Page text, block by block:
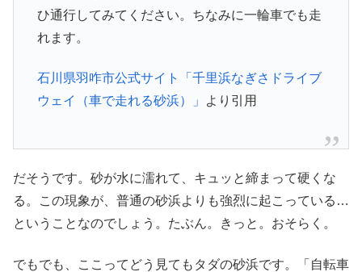
ひ通行してみてください。ちなみに一輪車でも走
れます。
石川県羽咋市公式サイト「千里浜なぎさドライブ
ウェイ（車で走れる砂浜）」
より引用
だそうです。砂が水に濡れて、キュッと締まって硬くな
る。この現象が、普通の砂浜よりも強烈に起こっている…
ということなのでしょう。たぶん。きっと。おそらく。
でもでも、ここってどう見てもタダの砂浜です。「自転車